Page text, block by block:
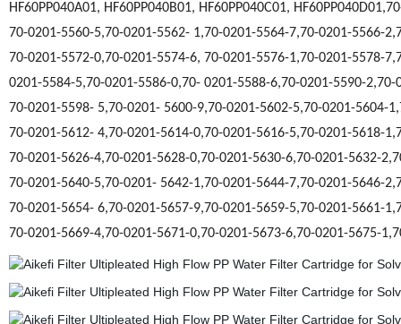
HF60PP040A01, HF60PP040B01, HF60PP040C01,
70-0201-5560-5,70-0201-5562- 1,70-0201-5564-7,70-0201-5566-
70-0201-5572-0,70-0201-5574-6, 70-0201-5576-1,70-0201-5578-
0201-5584-5,70-0201-5586-0,70- 0201-5588-6,70-0201-5590-
70-0201-5598- 5,70-0201- 5600-9,70-0201-5602-5,70-0201-5604-
70-0201-5612- 4,70-0201-5614-0,70-0201-5616-5,70-0201-5618-
70-0201-5626-4,70-0201-5628-0,70-0201-5630-6,70-0201-5632-
70-0201-5640-5,70-0201- 5642-1,70-0201-5644-7,70-0201-5646-
70-0201-5654- 6,70-0201-5657-9,70-0201-5659-5,70-0201-5661-
70-0201-5669-4,70-0201-5671-0,70-0201-5673-6,70-0201-5675-